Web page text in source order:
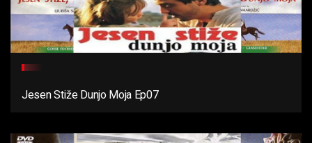
Jesen Stiže Dunjo Moja Ep07